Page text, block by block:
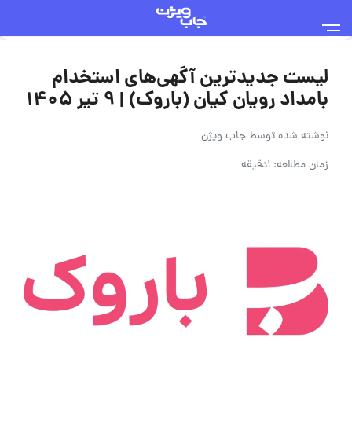
لیست جدیدترین آگهی‌های استخدام
بامداد رویان کیان (باروک) | ۹ تیر ۱۴۰۵
نوشته شده توسطجاب ویژن
زمان مطالعه: 1دقیقه